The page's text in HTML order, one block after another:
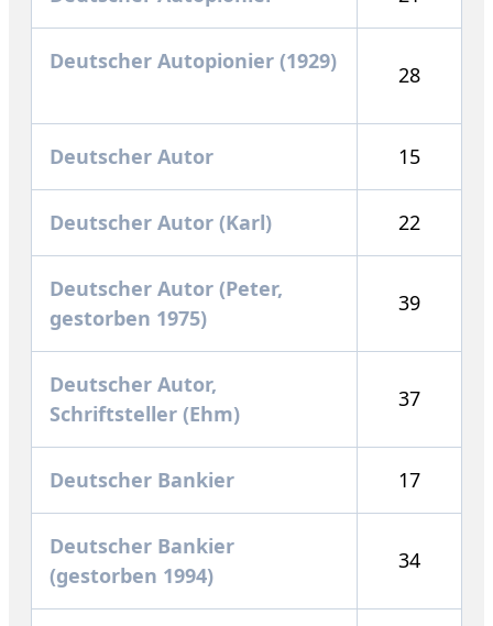
Deutscher Autopionier (1929)
28
Deutscher Autor 15
Deutscher Autor (Karl) 22
Deutscher Autor (Peter,
gestorben 1975)
39
Deutscher Autor,
Schriftsteller (Ehm)
37
Deutscher Bankier 17
Deutscher Bankier
(gestorben 1994)
34